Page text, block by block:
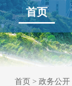
首页
首页 > 政务公开